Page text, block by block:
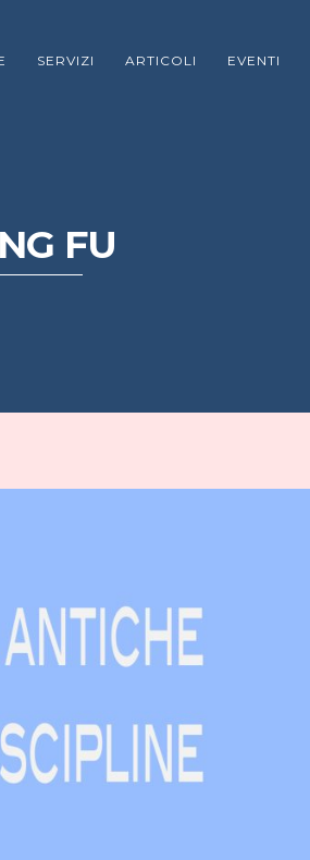
SERVIZI ARTICOLI EVENTI
FU